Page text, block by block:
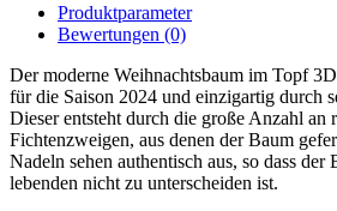
Produktparameter
Bewertungen (0)
Der moderne Weihnachtsbaum im Topf
für die Saison 2024 und einzigartig durch
Dieser entsteht durch die große Anzahl an
Fichtenzweigen, aus denen der Baum
Nadeln sehen authentisch aus, so dass der
lebenden nicht zu unterscheiden ist.